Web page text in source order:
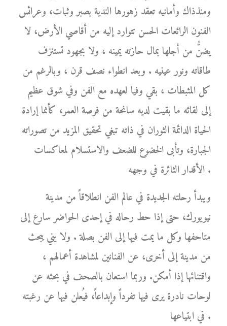
ومنذذاك وأمانيه تعقد زهورها الندية بصبر وثبات، وعرائس
الفنون الرائعات الحسن تتوارد إليه من أقاصي الأرض، لا
يضنُّ من أجلها بمال حازته يمينه ، ولا بجهود تستنزف
طاقاته ونور عينيه . وبعد انطواء نصف قرن ، وبالرغم من
كل المثبطات ، بقي وفيا لعهده مع الفن وفي شوق عظيم
إلى لقائه ما بقيت لديه سانحة من فرصة العمر، كأنما إرادة
الحياة الدائمة الثوران في ذاته تبغي تحقيق المزيد من تصوراته
الجبارة، وتأبى الخضوع للضعف والاستسلام لمعاكسات
الأقدار الثائرة في وجهه .
ويبدأ رحلته الجديدة في عالم الفن انطلاقاً من مدينة
نيويورك، حتى إذا حط رحاله في إحدى الحواضر سارع إلى
متاحفها وكل ما يمت فيها إلى الفن بصلة . ولا يني يبحث
من مدينة إلى أخرى، عن الفنانين لمشاهدة أعمالهم ،
واقتنائها إذا أمكن. وربما استعان بالصحف في بحثه عن
لوحات نادرة يرى فيها تفرداً وإبداعاً، فيُعلن فيها عن رغبته
في ابتياعها .